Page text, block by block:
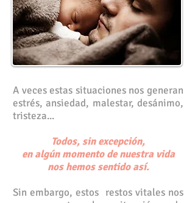
A veces estas situaciones nos generan
estrés, ansiedad, malestar, desánimo,
tristeza...
Todos, sin excepción,
en algún momento de nuestra vida
nos hemos sentido así.
Sin embargo, estos restos vitales nos